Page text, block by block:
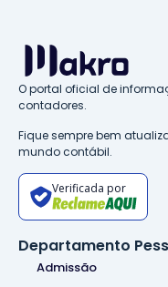
O portal oficial de
contadores.
Fique sempre bem
mundo contábil.
Verificada por
Departamento
Admissão